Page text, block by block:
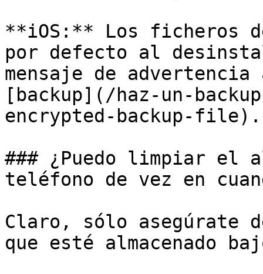
**iOS:** Los ficheros
por defecto al
mensaje de advertencia
[backup](/haz-un-
encrypted-backup-file).
### ¿Puedo limpiar el
teléfono de vez en
Claro, sólo asegúrate
que esté almacenado